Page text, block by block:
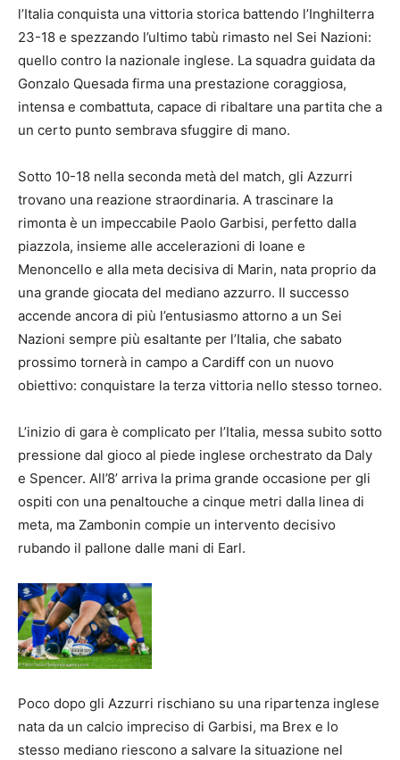
l’Italia conquista una vittoria storica battendo l’Inghilterra
23-18 e spezzando l’ultimo tabù rimasto nel Sei Nazioni:
quello contro la nazionale inglese. La squadra guidata da
Gonzalo Quesada firma una prestazione coraggiosa,
intensa e combattuta, capace di ribaltare una partita che a
un certo punto sembrava sfuggire di mano.
Sotto 10-18 nella seconda metà del match, gli Azzurri
trovano una reazione straordinaria. A trascinare la
rimonta è un impeccabile Paolo Garbisi, perfetto dalla
piazzola, insieme alle accelerazioni di Ioane e
Menoncello e alla meta decisiva di Marin, nata proprio da
una grande giocata del mediano azzurro. Il successo
accende ancora di più l’entusiasmo attorno a un Sei
Nazioni sempre più esaltante per l’Italia, che sabato
prossimo tornerà in campo a Cardiff con un nuovo
obiettivo: conquistare la terza vittoria nello stesso torneo.
L’inizio di gara è complicato per l’Italia, messa subito sotto
pressione dal gioco al piede inglese orchestrato da Daly
e Spencer. All’8’ arriva la prima grande occasione per gli
ospiti con una penaltouche a cinque metri dalla linea di
meta, ma Zambonin compie un intervento decisivo
rubando il pallone dalle mani di Earl.
Poco dopo gli Azzurri rischiano su una ripartenza inglese
nata da un calcio impreciso di Garbisi, ma Brex e lo
stesso mediano riescono a salvare la situazione nel